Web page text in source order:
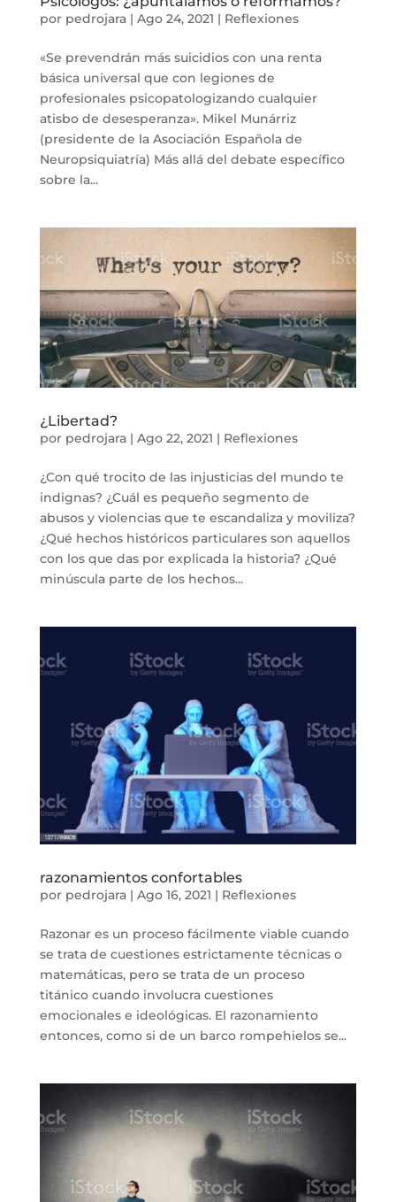
por pedrojara| Ago 24, 2021 | Reflexiones
«Se prevendrán más suicidios con una renta
básica universal que con legiones de
profesionales psicopatologizando cualquier
atisbo de desesperanza». Mikel Munárriz
(presidente de la Asociación Española de
Neuropsiquiatría) Más allá del debate específico
sobre la...
¿Libertad?
por pedrojara| Ago 22, 2021 | Reflexiones
¿Con qué trocito de las injusticias del mundo te
indignas? ¿Cuál es pequeño segmento de
abusos y violencias que te escandaliza y moviliza?
¿Qué hechos históricos particulares son aquellos
con los que das por explicada la historia? ¿Qué
minúscula parte de los hechos...
razonamientos confortables
por pedrojara| Ago 16, 2021 | Reflexiones
Razonar es un proceso fácilmente viable cuando
se trata de cuestiones estrictamente técnicas o
matemáticas, pero se trata de un proceso
titánico cuando involucra cuestiones
emocionales e ideológicas. El razonamiento
entonces, como si de un barco rompehielos se...